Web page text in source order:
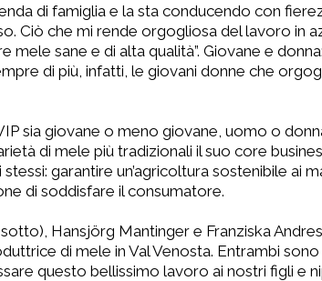
di famiglia e la sta conducendo con
Ciò che mi rende orgogliosa del lavoro in
sane e di alta qualità”. Giovane e
di più, infatti, le giovani donne che
sia giovane o meno giovane, uomo o
di mele più tradizionali il suo core
garantire un’agricoltura sostenibile ai
di soddisfare il consumatore.
Hansjörg Mantinger e Franziska
di mele in Val Venosta. Entrambi sono
questo bellissimo lavoro ai nostri figli e